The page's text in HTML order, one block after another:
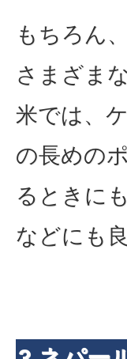
もちろん
さまざま
米では、
の長めの
るときに
などにも